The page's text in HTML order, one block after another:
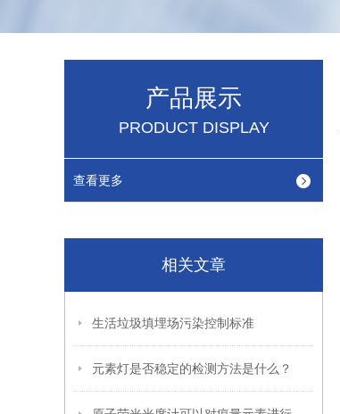
产品展示
PRODUCT DISPLAY
查看更多
相关文章
生活垃圾填埋场污染控制标准
元素灯是否稳定的检测方法是什么？